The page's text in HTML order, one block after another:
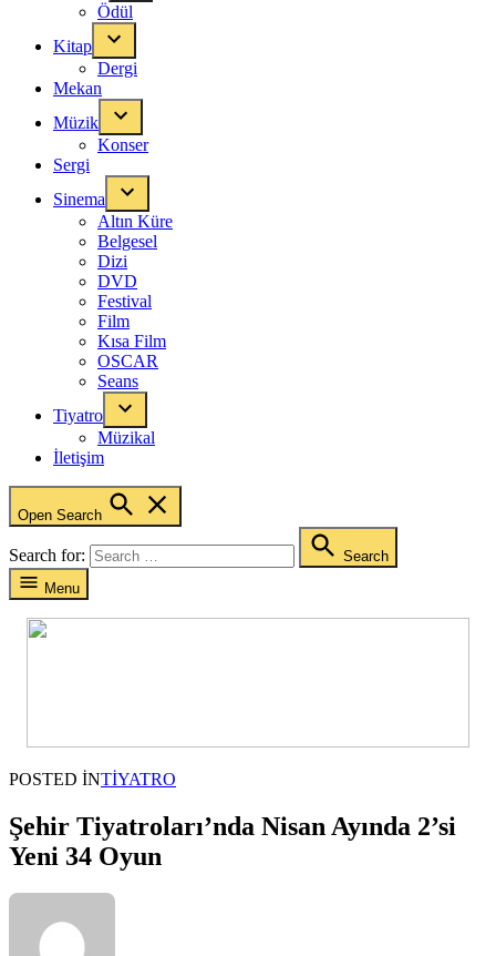
Ödül
Kitap
Dergi
Mekan
Müzik
Konser
Sergi
Sinema
Altın Küre
Belgesel
Dizi
DVD
Festival
Film
Kısa Film
OSCAR
Seans
Tiyatro
Müzikal
İletişim
Open Search
Search for:
Search
Menu
POSTED INTIYATRO
Şehir Tiyatroları’nda Nisan Ayında 2’si
Yeni 34 Oyun